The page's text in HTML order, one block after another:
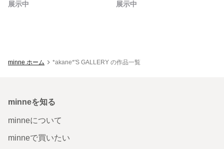
展示中 展示中
minne ホーム *akane*'S GALLERY の作品一覧
minneを知る
minneについて
minneで買いたい